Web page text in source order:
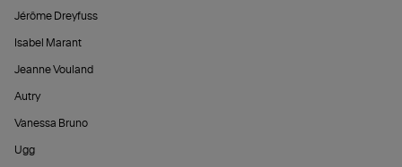
Jérôme Dreyfuss
Isabel Marant
Jeanne Vouland
Autry
Vanessa Bruno
Ugg